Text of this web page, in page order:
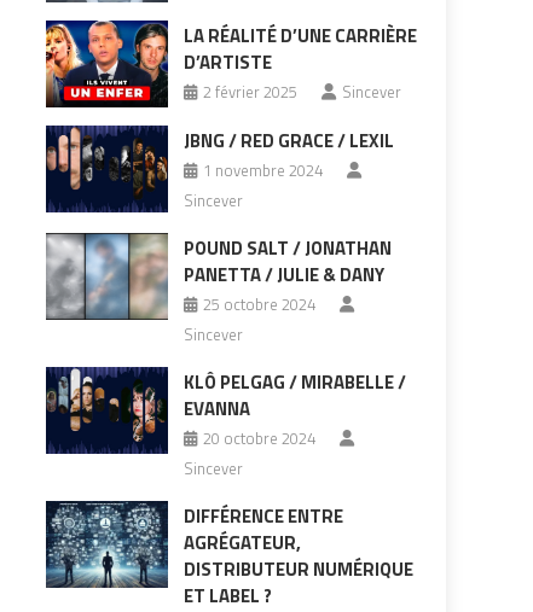
LA RÉALITÉ D’UNE CARRIÈRE
D’ARTISTE
2 février 2025 Sincever
JBNG / RED GRACE / LEXIL
1 novembre 2024
Sincever
POUND SALT / JONATHAN
PANETTA / JULIE & DANY
25 octobre 2024
Sincever
KLÔ PELGAG / MIRABELLE /
EVANNA
20 octobre 2024
Sincever
DIFFÉRENCE ENTRE
AGRÉGATEUR,
DISTRIBUTEUR NUMÉRIQUE
ET LABEL ?